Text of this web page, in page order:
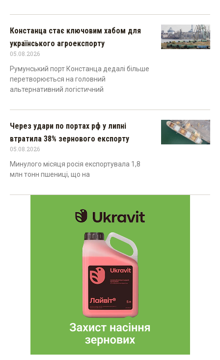
Констанца стає ключовим хабом для
українського агроекспорту
05.08.2026
Румунський порт Констанца дедалі більше
перетворюється на головний
альтернативний логістичний
Через удари по портах рф у липні
втратила 38% зернового експорту
05.08.2026
Минулого місяця росія експортувала 1,8
млн тонн пшениці, що на